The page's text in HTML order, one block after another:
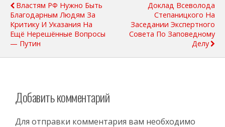
Властям РФ Нужно Быть
Благодарным Людям За
Критику И Указания На
Ещё Нерешённые Вопросы
— Путин
Доклад Всеволода
Степаницкого На
Заседании Экспертного
Совета По Заповедному
Делу
Добавить комментарий
Для отправки комментария вам необходимо